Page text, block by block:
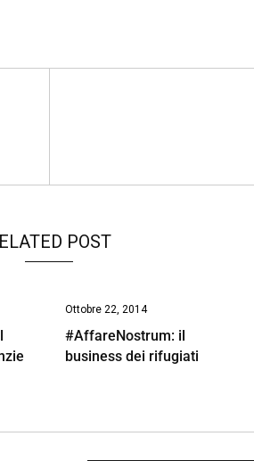
POST
Ottobre 22, 2014
#AffareNostrum: il
business dei rifugiati